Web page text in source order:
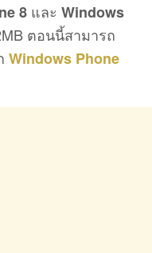
8 และ Windows
ตอนนี้สามารถ
Windows Phone